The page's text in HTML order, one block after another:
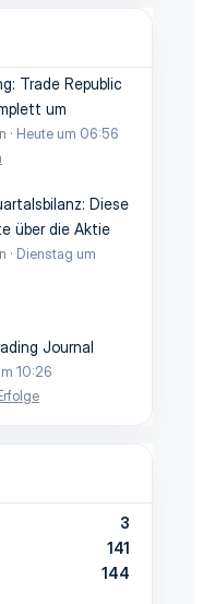
Trade Republic
um
Heute um 06:56
Diese
über die Aktie
Dienstag um
Journal
10:26
3
141
144